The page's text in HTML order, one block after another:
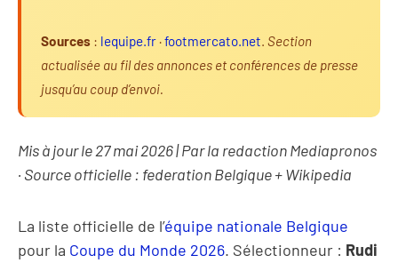
Sources : lequipe.fr ·footmercato.net. Section
actualisée au fil des annonces et conférences de presse
jusqu’au coup d’envoi.
Mis à jour le 27 mai 2026 | Par la redaction Mediapronos
· Source officielle : federation Belgique + Wikipedia
La liste officielle de l’équipe nationale Belgique
pour la Coupe du Monde 2026. Sélectionneur : Rudi